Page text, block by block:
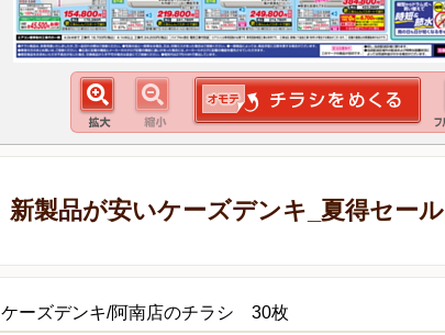
新製品が安いケーズデンキ_夏得セール
ケーズデンキ/阿南店のチラシ 30枚